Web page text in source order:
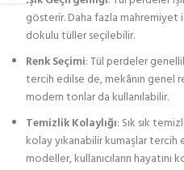
gösterir. Daha fazla mahremiyet
dokulu tüller seçilebilir.
Renk Seçimi: Tül perdeler
tercih edilse de, mekânın genel
modern tonlar da kullanılabilir.
Temizlik Kolaylığı: Sık sık
kolay yıkanabilir kumaşlar
modeller, kullanıcıların hayatını